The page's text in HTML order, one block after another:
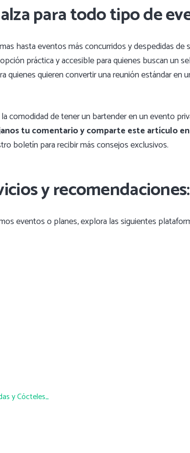
para todo tipo de
hasta eventos más concurridos y despedidas de
práctica y accesible para quienes buscan un
quienes quieren convertir una reunión estándar en
comodidad de tener un bartender en un evento
tu comentario y comparte este artículo
boletín para recibir más consejos exclusivos.
y recomendaciones:
eventos o planes, explora las siguientes
y Cócteles_